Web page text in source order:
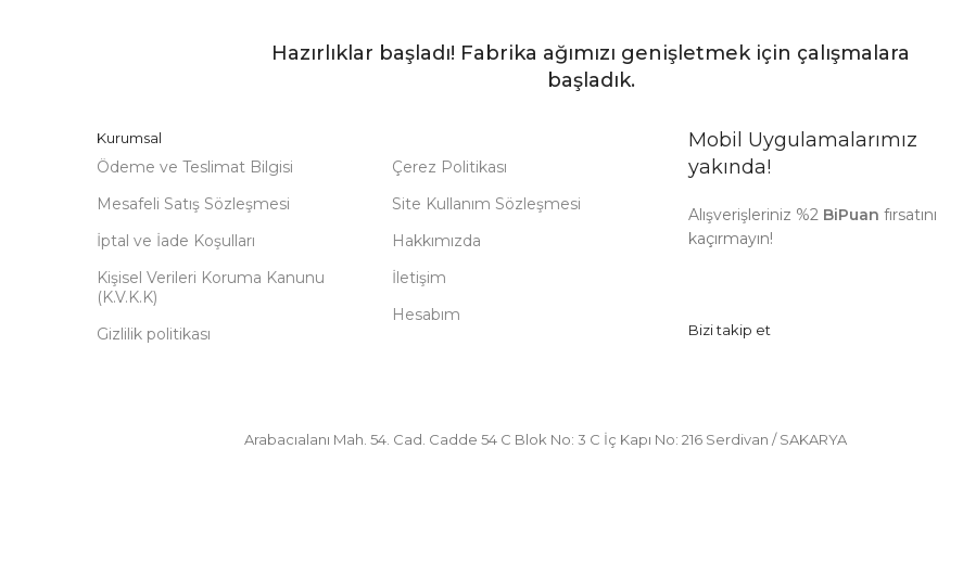
Hazırlıklar başladı! Fabrika ağımızı genişletmek için çalışmalara
başladık.
Kurumsal
Ödeme ve Teslimat Bilgisi
Mesafeli Satış Sözleşmesi
İptal ve İade Koşulları
Kişisel Verileri Koruma Kanunu
(K.V.K.K)
Gizlilik politikası
Çerez Politikası
Site Kullanım Sözleşmesi
Hakkımızda
İletişim
Hesabım
Mobil Uygulamalarımız
yakında!
Alışverişleriniz %2 BiPuan fırsatını
kaçırmayın!
Bizi takip et
Arabacıalanı Mah. 54. Cad. Cadde 54 C Blok No: 3 C İç Kapı No: 216 Serdivan / SAKARYA